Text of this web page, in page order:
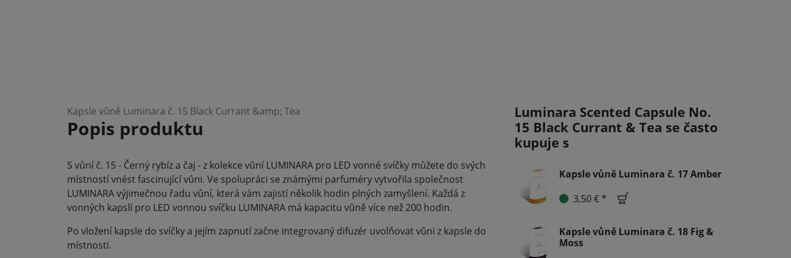
Kapsle vůně Luminara č. 15 Black Currant &amp; Tea
Popis produktu
S vůní č. 15 - Černý rybíz a čaj - z kolekce vůní LUMINARA pro LED vonné svíčky můžete do svých
místností vnést fascinující vůni. Ve spolupráci se známými parfuméry vytvořila společnost
LUMINARA výjimečnou řadu vůní, která vám zajistí několik hodin plných zamyšlení. Každá z
vonných kapslí pro LED vonnou svíčku LUMINARA má kapacitu vůně více než 200 hodin.
Po vložení kapsle do svíčky a jejím zapnutí začne integrovaný difuzér uvolňovat vůni z kapsle do
místnosti.
Luminara Scented Capsule No.
15 Black Currant & Tea se často
kupuje s
Kapsle vůně Luminara č. 17 Amber
3,50 € *
Kapsle vůně Luminara č. 18 Fig &
Moss